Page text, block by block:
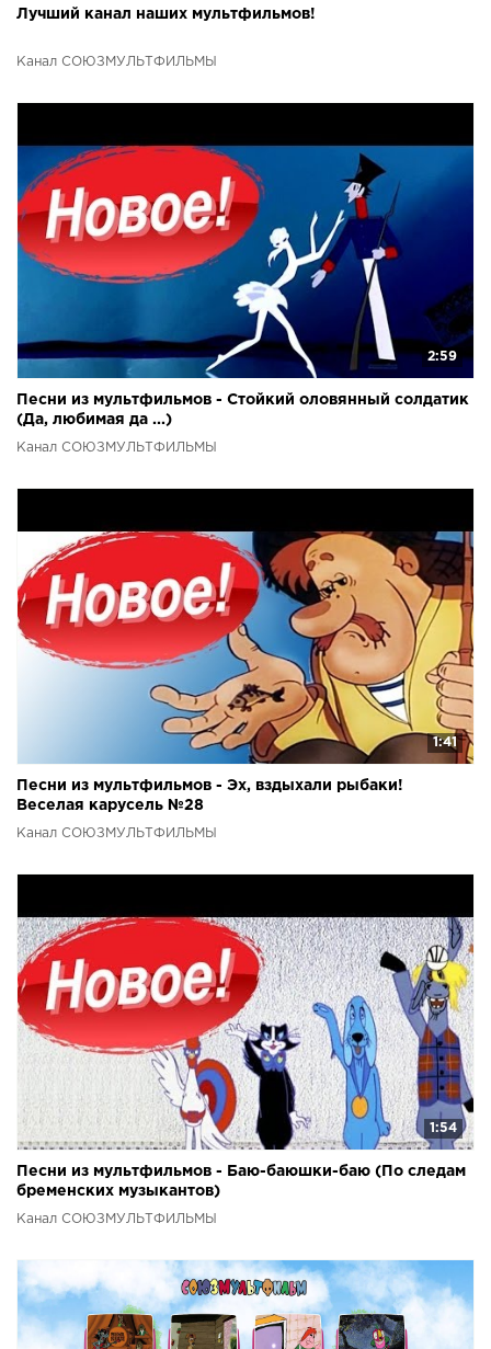
Лучший канал наших мультфильмов!
Канал СОЮЗМУЛЬТФИЛЬМЫ
2:59
Песни из мультфильмов - Стойкий оловянный солдатик
(Да, любимая да ...)
Канал СОЮЗМУЛЬТФИЛЬМЫ
1:41
Песни из мультфильмов - Эх, вздыхали рыбаки!
Веселая карусель №28
Канал СОЮЗМУЛЬТФИЛЬМЫ
1:54
Песни из мультфильмов - Баю-баюшки-баю (По следам
бременских музыкантов)
Канал СОЮЗМУЛЬТФИЛЬМЫ